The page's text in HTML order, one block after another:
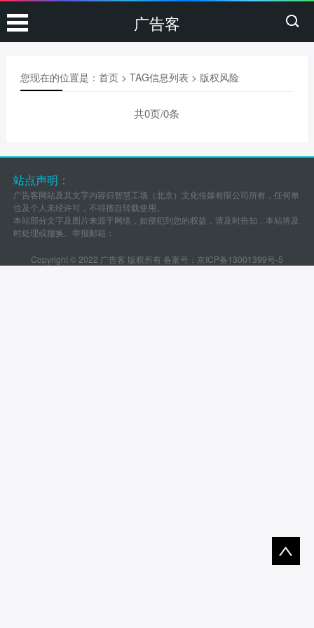
广告客
您现在的位置是： 首页> TAG信息列表 > 版权风险
共0页/0条
站点声明：
广告客网站及其文字内容归智慧工场（北京）文化传媒有限公司所有，任何单
位及个人未经许可，不得擅自转载使用。
本站部分文字及图片来源于网络，如侵犯到您的权益，请及时告知，本站将及
时处理或撤换。举报邮箱：
Copyright © 2022 广告客 版权所有 备案号： 京ICP备13001399号-5